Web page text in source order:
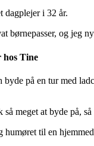
dagplejer i 32 år.
børnepasser, og jeg
hos Tine
byde på en tur med
meget at byde på,
humøret til en